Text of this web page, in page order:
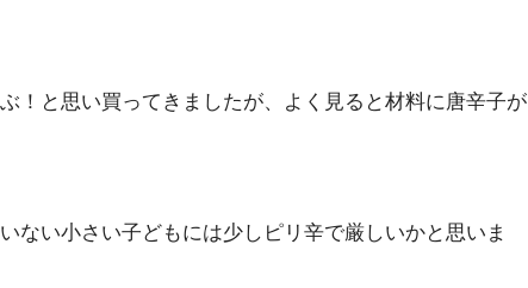
！と思い買ってきましたが、よく見ると材料に唐辛子が
ない小さい子どもには少しピリ辛で厳しいかと思いま